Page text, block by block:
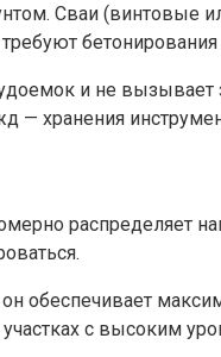
Сваи (винтовые
и не
— хранения
распределяет
обеспечивает
с высоким